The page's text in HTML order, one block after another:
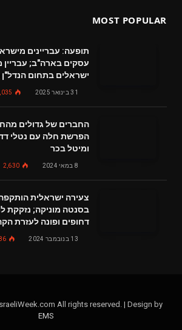
MOST POPULAR
תופעה: עבריינים
עסקים בארה"ב;
ישראלים בתחום
31 בינואר 2025
החברים של גדולים
הפרשת חלה עם נטלי
ומיטל בכר
8 במאי 2024 2,630
צעירה ישראלית
בסנטה מוניקה; נזקקת
דחופים ופונה לעזרת
13 בנובמבר 2024
All rights reserved. | Design by
EMS